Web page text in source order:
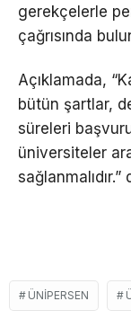
gerekçelerle
çağrısında
Açıklamada,
bütün şartlar,
süreleri
üniversiteler
sağlanmalıdır.”
ÜNİPERSEN